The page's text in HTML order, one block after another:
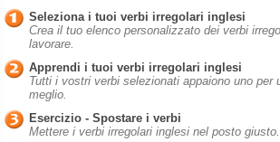
Seleziona i tuoi verbi irregolari inglesi
Crea il tuo elenco personalizzato dei verbi
lavorare.
Apprendi i tuoi verbi irregolari inglesi
Tutti i vostri verbi selezionati appaiono uno per
meglio.
Esercizio - Spostare i verbi
Mettere i verbi irregolari inglesi nel posto giusto.